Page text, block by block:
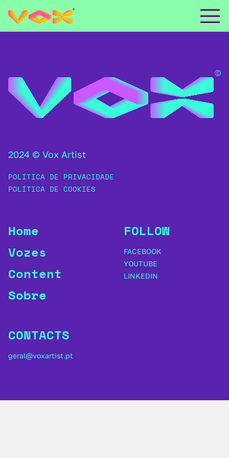
2024 © Vox Artist
POLÍTICA DE PRIVACIDADE
POLÍTICA DE COOKIES
Home
Vozes
Content
Sobre
FOLLOW
FACEBOOK
YOUTUBE
LINKEDIN
CONTACTS
geral@voxartist.pt